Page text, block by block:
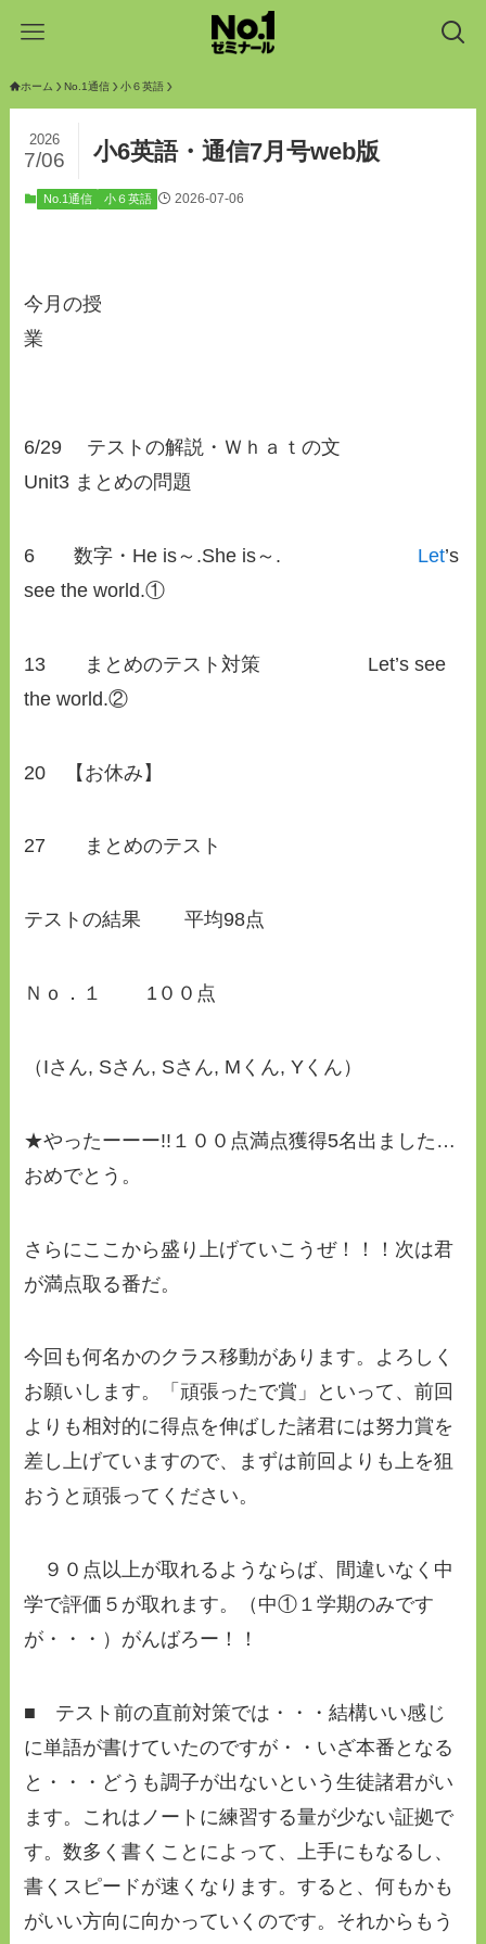
ホーム No.1通信 小６英語
小6英語・通信7月号web版
2026
7/06
No.1通信 小６英語 2026-07-06
今月の授
業
6/29 テストの解説・Ｗｈａｔの文
Unit3 まとめの問題
6 数字・He is～.She is～. Let’s
see the world.①
13 まとめのテスト対策 Let’s see
the world.②
20 【お休み】
27 まとめのテスト
テストの結果 平均98点
Ｎｏ．１ 1００点
（Iさん, Sさん, Sさん, Mくん, Yくん）
★やったーーー!!１００点満点獲得5名出ました…
おめでとう。
さらにここから盛り上げていこうぜ！！！次は君
が満点取る番だ。
今回も何名かのクラス移動があります。よろしく
お願いします。「頑張ったで賞」といって、前回
よりも相対的に得点を伸ばした諸君には努力賞を
差し上げていますので、まずは前回よりも上を狙
おうと頑張ってください。
９０点以上が取れるようならば、間違いなく中
学で評価５が取れます。（中①１学期のみです
が・・・）がんばろー！！
■ テスト前の直前対策では・・・結構いい感じ
に単語が書けていたのですが・・いざ本番となる
と・・・どうも調子が出ないという生徒諸君がい
ます。これはノートに練習する量が少ない証拠で
す。数多く書くことによって、上手にもなるし、
書くスピードが速くなります。すると、何もかも
がいい方向に向かっていくのです。それからもう